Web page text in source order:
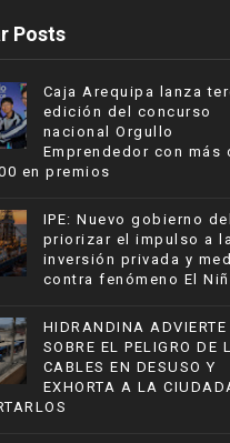
Posts
Caja Arequipa lanza
edición del concurso
nacional Orgullo
Emprendedor con más
en premios
IPE: Nuevo gobierno
priorizar el impulso a la
inversión privada y
contra fenómeno El
HIDRANDINA ADVIERTE
SOBRE EL PELIGRO DE
CABLES EN DESUSO Y
EXHORTA A LA